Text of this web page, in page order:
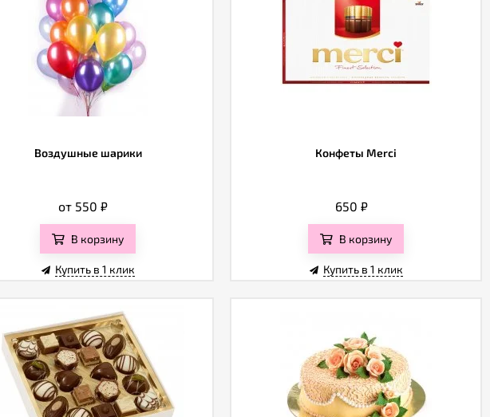
Воздушные шарики
от 550 ₽
В корзину
Купить в 1 клик
Конфеты Merci
650 ₽
В корзину
Купить в 1 клик